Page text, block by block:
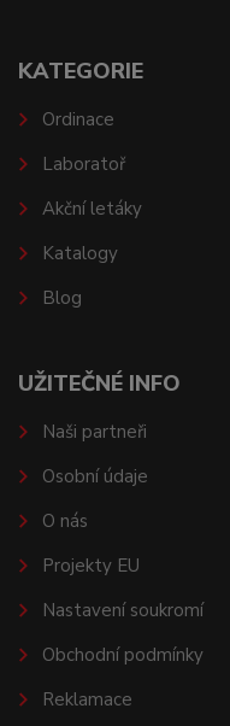
KATEGORIE
Ordinace
Laboratoř
Akční letáky
Katalogy
Blog
UŽITEČNÉ INFO
Naši partneři
Osobní údaje
O nás
Projekty EU
Nastavení soukromí
Obchodní podmínky
Reklamace